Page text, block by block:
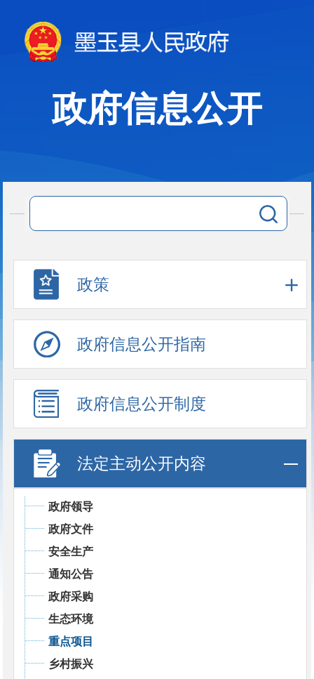
政府信息公开
政策
政府信息公开指南
政府信息公开制度
法定主动公开内容
政府领导
政府文件
安全生产
通知公告
政府采购
生态环境
重点项目
乡村振兴